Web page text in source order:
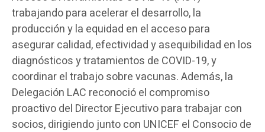
trabajando para acelerar el desarrollo, la
producción y la equidad en el acceso para
asegurar calidad, efectividad y asequibilidad en los
diagnósticos y tratamientos de COVID-19, y
coordinar el trabajo sobre vacunas. Además, la
Delegación LAC reconoció el compromiso
proactivo del Director Ejecutivo para trabajar con
socios, dirigiendo junto con UNICEF el Consocio de